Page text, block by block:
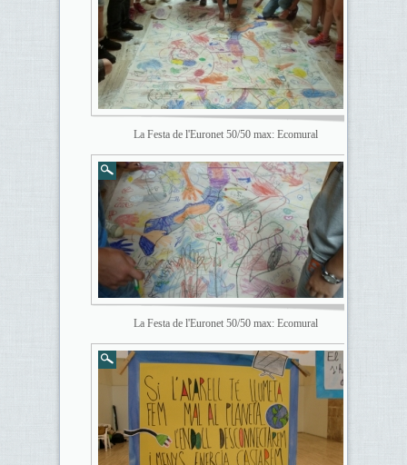
La Festa de l'Euronet 50/50 max: Ecomural
La Festa de l'Euronet 50/50 max: Ecomural